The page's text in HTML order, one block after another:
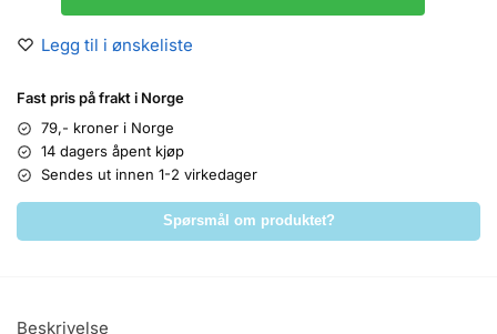
Legg til i ønskeliste
Fast pris på frakt i Norge
79,- kroner i Norge
14 dagers åpent kjøp
Sendes ut innen 1-2 virkedager
Spørsmål om produktet?
Beskrivelse